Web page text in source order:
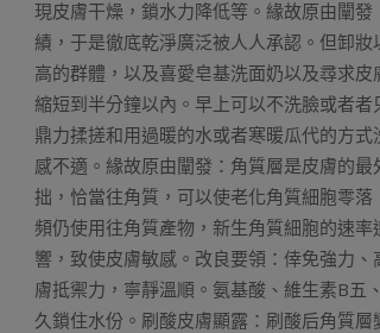
現皮膚干燥，鎖水力降低等。緣故原由闡
績，于是徹底乾淨廣泛被人人承認。但卸
高的群體，以及喜愛皂基洗面奶以及尋求
縮短到半分鐘以內。早上可以不洗臉或者
鼎力揉搓和用過暖的水或者寒暖瓜代的方
感不適。緣故原由闡發：角質層是皮膚的
拙，恰當往角質，可以使老化角質細胞零
頻仍使用往角質產物，新生角質細胞的速
響，致使皮膚敏感。改良要領：倖免強力
膚抵禦力，寧靜溫順。氨基酸、維生素B五
久鎖住水份。刷酸皮膚顯露：刷酸后角質